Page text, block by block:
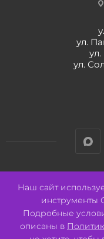
ул.
ул.
Наш сайт
Подробные
описаны в